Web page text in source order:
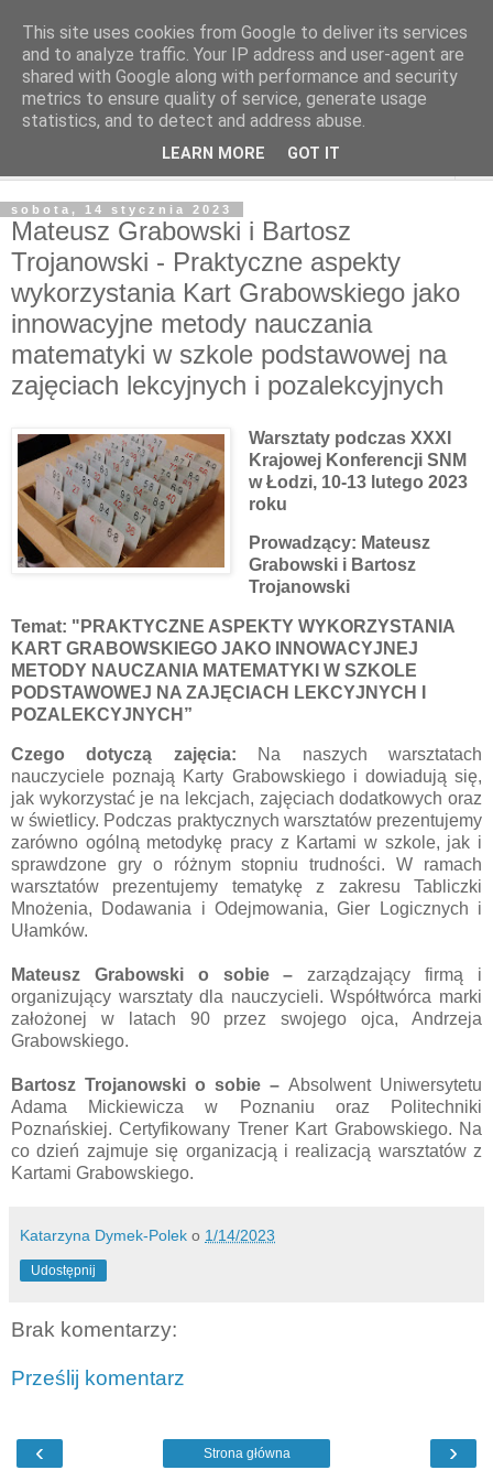
sobota, 14 stycznia 2023
Mateusz Grabowski i Bartosz
Trojanowski - Praktyczne aspekty
wykorzystania Kart Grabowskiego jako
innowacyjne metody nauczania
matematyki w szkole podstawowej na
zajęciach lekcyjnych i pozalekcyjnych
Warsztaty podczas XXXI
Krajowej Konferencji SNM
w Łodzi, 10-13 lutego 2023
roku
Prowadzący: Mateusz
Grabowski i Bartosz
Trojanowski
Temat: "PRAKTYCZNE ASPEKTY WYKORZYSTANIA
KART GRABOWSKIEGO JAKO INNOWACYJNEJ
METODY NAUCZANIA MATEMATYKI W SZKOLE
PODSTAWOWEJ NA ZAJĘCIACH LEKCYJNYCH I
POZALEKCYJNYCH”
Czego dotyczą zajęcia:
Na naszych warsztatach
nauczyciele poznają Karty Grabowskiego i dowiadują się,
jak wykorzystać je na lekcjach, zajęciach dodatkowych oraz
w świetlicy. Podczas praktycznych warsztatów prezentujemy
zarówno ogólną metodykę pracy z Kartami w szkole, jak i
sprawdzone gry o różnym stopniu trudności. W ramach
warsztatów prezentujemy tematykę z zakresu Tabliczki
Mnożenia, Dodawania i Odejmowania, Gier Logicznych i
Ułamków.
Mateusz Grabowskio sobie – zarządzający firmą i
organizujący warsztaty dla nauczycieli. Współtwórca marki
założonej w latach 90 przez swojego ojca, Andrzeja
Grabowskiego.
Bartosz Trojanowski o sobie – Absolwent Uniwersytetu
Adama Mickiewicza w Poznaniu oraz Politechniki
Poznańskiej. Certyfikowany Trener Kart Grabowskiego. Na
co dzień zajmuje się organizacją i realizacją warsztatów z
Kartami Grabowskiego.
Katarzyna Dymek-Polek o 1/14/2023
Udostępnij
Brak komentarzy:
Prześlij komentarz
‹ ›
Strona główna
This site uses cookies from Google to deliver its services
and to analyze traffic. Your IP address and user-agent are
shared with Google along with performance and security
metrics to ensure quality of service, generate usage
statistics, and to detect and address abuse.
LEARN MORE GOT IT